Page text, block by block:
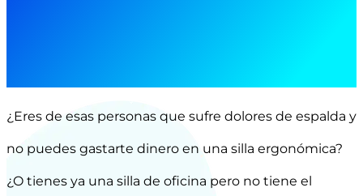
¿Eres de esas personas que sufre dolores de espalda y
no puedes gastarte dinero en una silla ergonómica?
¿O tienes ya una silla de oficina pero no tiene el